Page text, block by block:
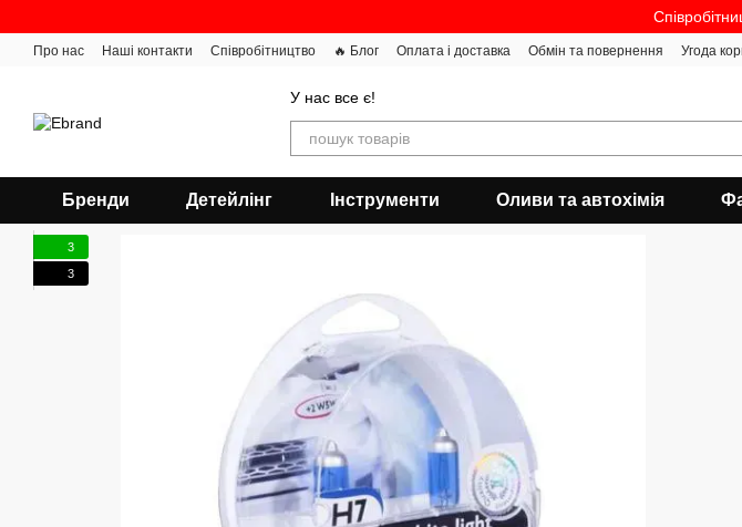
Про нас Наші контакти Співробітництво 🔥 Блог Оплата і доставка Обмін та повернення Угода
У нас все є!
Бренди Детейлінг Інструменти Оливи та автохімія
3
3